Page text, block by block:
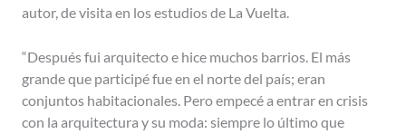
autor, de visita en los estudios de La Vuelta.
“Después fui arquitecto e hice muchos barrios. El más
grande que participé fue en el norte del país; eran
conjuntos habitacionales. Pero empecé a entrar en crisis
con la arquitectura y su moda: siempre lo último que